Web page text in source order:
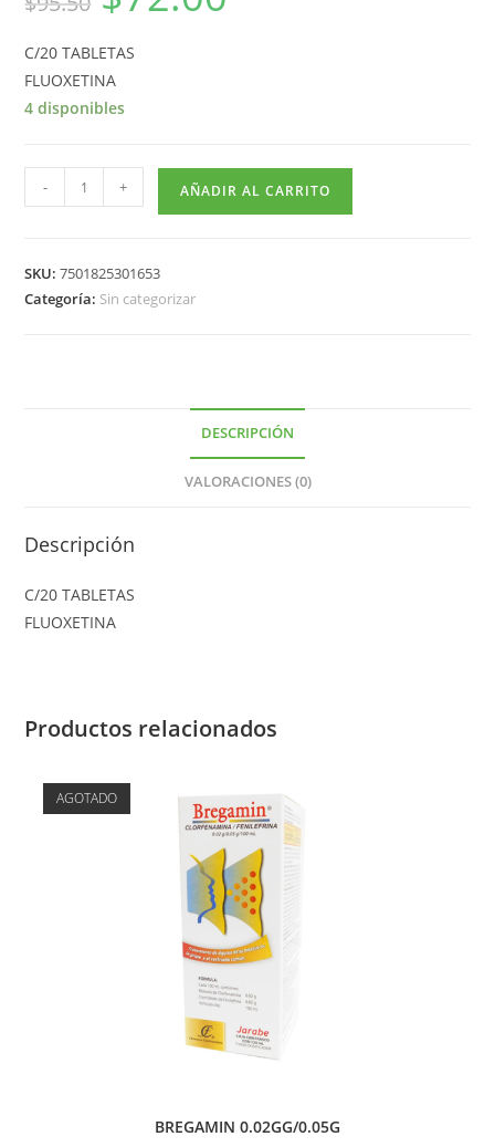
C/20 TABLETAS
FLUOXETINA
4 disponibles
- + AÑADIR AL CARRITO
SKU:7501825301653
Categoría: Sin categorizar
DESCRIPCIÓN
VALORACIONES (0)
Descripción
C/20 TABLETAS
FLUOXETINA
Productos relacionados
AGOTADO
BREGAMIN 0.02GG/0.05G